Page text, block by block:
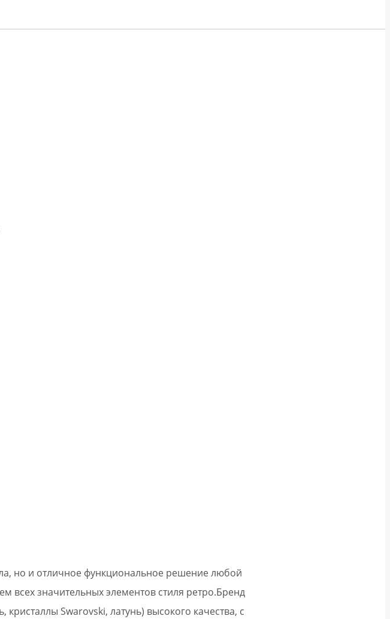
но и отличное функциональное решение любой
значительных элементов стиля ретро.Бренд
Swarovski, латунь) высокого качества, с